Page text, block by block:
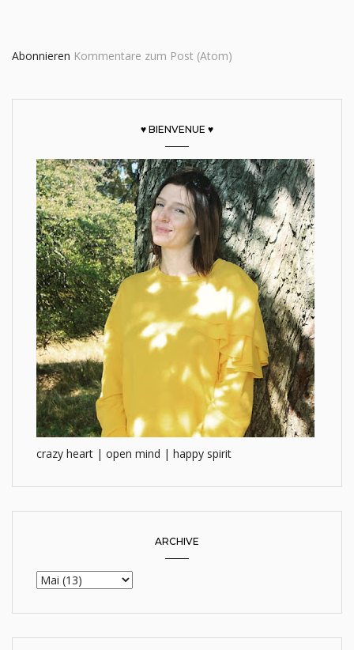
Abonnieren Kommentare zum Post (Atom)
♥ BIENVENUE ♥
crazy heart | open mind | happy spirit
ARCHIVE